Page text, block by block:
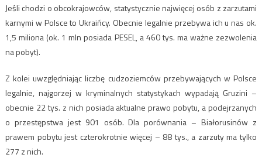
Jeśli chodzi o obcokrajowców, statystycznie najwięcej osób z zarzutami
karnymi w Polsce to Ukraińcy. Obecnie legalnie przebywa ich u nas ok.
1,5 miliona (ok. 1 mln posiada PESEL, a 460 tys. ma ważne zezwolenia
na pobyt).
Z kolei uwzględniając liczbę cudzoziemców przebywających w Polsce
legalnie, najgorzej w kryminalnych statystykach wypadają Gruzini –
obecnie 22 tys. z nich posiada aktualne prawo pobytu, a podejrzanych
o przestępstwa jest 901 osób. Dla porównania – Białorusinów z
prawem pobytu jest czterokrotnie więcej – 88 tys., a zarzuty ma tylko
277 z nich.